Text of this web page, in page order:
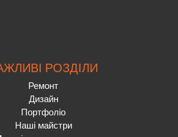
РОЗДІЛИ
Ремонт
Дизайн
Портфоліо
Наші майстри